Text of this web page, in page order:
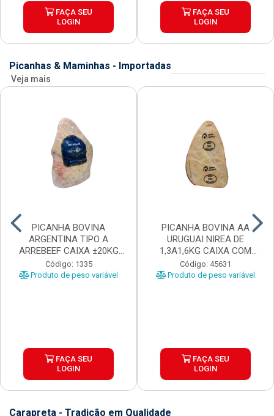
FAÇA SEU
LOGIN
FAÇA SEU
LOGIN
Picanhas & Maminhas - Importadas
Veja mais
PICANHA BOVINA
ARGENTINA TIPO A
ARREBEEF CAIXA ±20KG
PEÇAS 1...
Código: 1335
Produto de peso variável
FAÇA SEU
LOGIN
PICANHA BOVINA AA
URUGUAI NIREA DE
1,3A1,6KG CAIXA COM
±15KG
Código: 45631
Produto de peso variável
FAÇA SEU
LOGIN
Carapreta - Tradição em Qualidade